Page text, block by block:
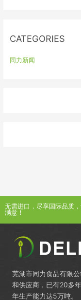
CATEGORIES
同力新闻
无需进口，尽享国际品质
满意！
芜湖市同力食品有限
和供应商，已有20多
年生产能力达5万吨。